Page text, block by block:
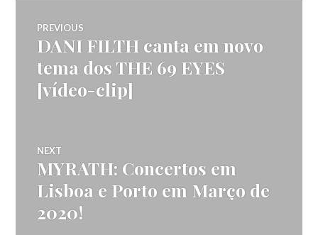
Navegação
de
artigos
PREVIOUS
Previous
DANI FILTH canta em novo
tema dos THE 69 EYES
[vídeo-clip]
NEXT
Next
post:
MYRATH: Concertos em
Lisboa e Porto em Março de
2020!